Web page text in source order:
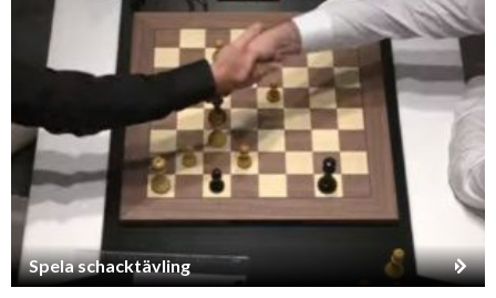
Spela schacktävling